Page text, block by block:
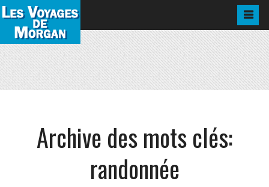
Archive des mots clés:
randonnée